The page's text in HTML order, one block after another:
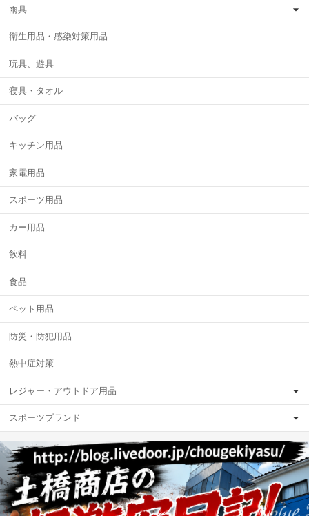
雨具
衛生用品・感染対策用品
玩具、遊具
寝具・タオル
バッグ
キッチン用品
家電用品
スポーツ用品
カー用品
飲料
食品
ペット用品
防災・防犯用品
熱中症対策
レジャー・アウトドア用品
スポーツブランド